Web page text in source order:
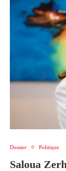
Dossier Politique
Saloua